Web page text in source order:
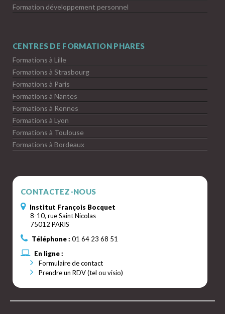
Formation développement personnel
CENTRES DE FORMATION PHARES
Formations à Lille
Formations à Strasbourg
Formations à Paris
Formations à Nantes
Formations à Rennes
Formations à Lyon
Formations à Toulouse
Formations à Bordeaux
CONTACTEZ-NOUS
Institut François Bocquet
8-10, rue Saint Nicolas
75012 PARIS
Téléphone : 01 64 23 68 51
En ligne :
Formulaire de contact
Prendre un RDV (tel ou visio)